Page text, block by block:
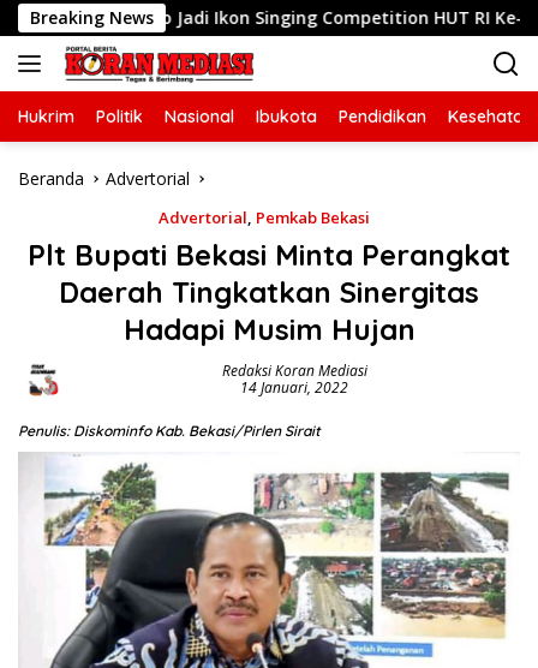
Langsung
ke
konten
Breaking News
Jadi Ikon Singing Competition HUT RI Ke-81
Hukrim Politik Nasional Ibukota Pendidikan Kesehatan
Beranda Advertorial
Advertorial, Pemkab Bekasi
Plt Bupati Bekasi Minta Perangkat
Daerah Tingkatkan Sinergitas
Hadapi Musim Hujan
Redaksi Koran Mediasi
14 Januari, 2022
Penulis: Diskominfo Kab. Bekasi/Pirlen Sirait